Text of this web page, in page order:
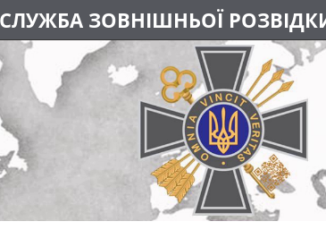
СЛУЖБА ЗОВНІШНЬОЇ